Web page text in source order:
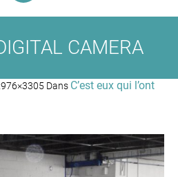
CAMERA
Dans C’est eux qui l’ont